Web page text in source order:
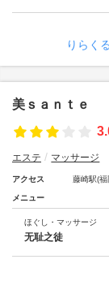
りらく
美ｓａｎｔｅ
エステ マッサージ
アクセス 藤崎駅(福
メニュー
ほぐし・マッサージ
无耻之徒